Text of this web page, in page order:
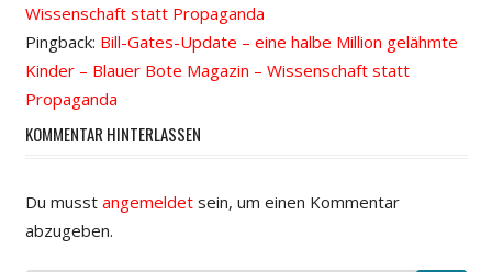
Wissenschaft statt Propaganda
Pingback: Bill-Gates-Update – eine halbe Million gelähmte
Kinder – Blauer Bote Magazin – Wissenschaft statt
Propaganda
KOMMENTAR HINTERLASSEN
Du musst angemeldetsein, um einen Kommentar
abzugeben.